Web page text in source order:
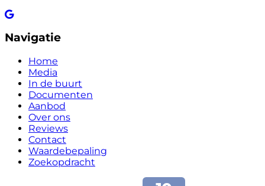
Navigatie
Home
Media
In de buurt
Documenten
Aanbod
Over ons
Reviews
Contact
Waardebepaling
Zoekopdracht